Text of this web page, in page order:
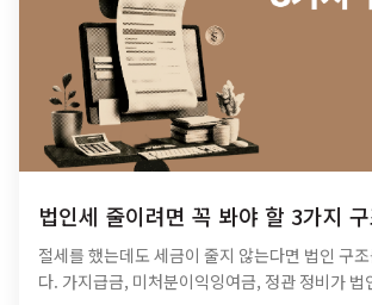
법인세 줄이려면 꼭 봐야 할 3가지
절세를 했는데도 세금이 줄지 않는다면 법인 구
다. 가지급금, 미처분이익잉여금, 정관 정비가 법